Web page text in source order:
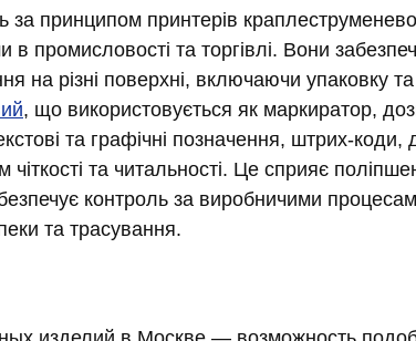
принципом принтерів
в промисловості та торгівлі. Вони
на різні поверхні, включаючи упаковку
, що використовується як маркиратор,
та графічні позначення, штрих-коди,
та читальності. Це сприяє
контроль за виробничими
та трасування.